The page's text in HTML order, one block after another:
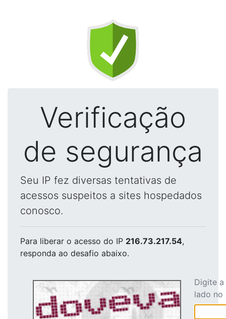
Verificação
de segurança
Seu IP fez diversas tentativas de
acessos suspeitos a sites hospedados
conosco.
Para liberar o acesso do IP 216.73.217.54,
responda ao desafio abaixo.
Digite
lado no